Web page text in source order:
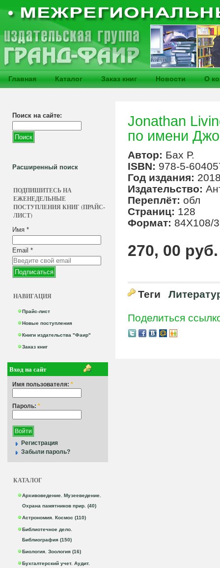
Главная Каталог Заказ книг Новости О
Поиск на сайте:
Расширенный поиск
ПОДПИШИТЕСЬ НА
ЕЖЕНЕДЕЛЬНЫЕ
ПОСТУПЛЕНИЯ КНИГ (ПРАЙС-
ЛИСТ)
Имя *
Email *
НАВИГАЦИЯ
Прайс-лист
Новые поступления
Книги издательства "Фаир"
Заказ книг
Вход на сайт
Имя пользователя: *
Пароль: *
Регистрация
Забыли пароль?
КАТАЛОГ
Архивоведение. Музееведение.
Охрана памятников прир. (40)
Астрономия. Космос (110)
Библиотечное дело.
Библиография (150)
Биология. Зоология (16)
Бухгалтерский учет. Аудит.
Jonathan
по имени
Автор: Бах Р.
ISBN: 978-5-
Год издания:
Издательство:
Переплёт: обл
Страниц: 128
Формат: 84X108/
270, 00 руб.
Теги
Поделиться